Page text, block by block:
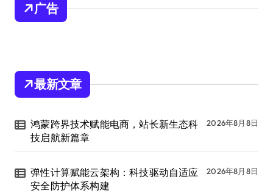
广告
最新文章
鸿蒙跨界技术赋能电商，站长新生态科
技启航新篇章
2026年8月8日
弹性计算赋能云架构：科技驱动自适应
安全防护体系构建
2026年8月8日